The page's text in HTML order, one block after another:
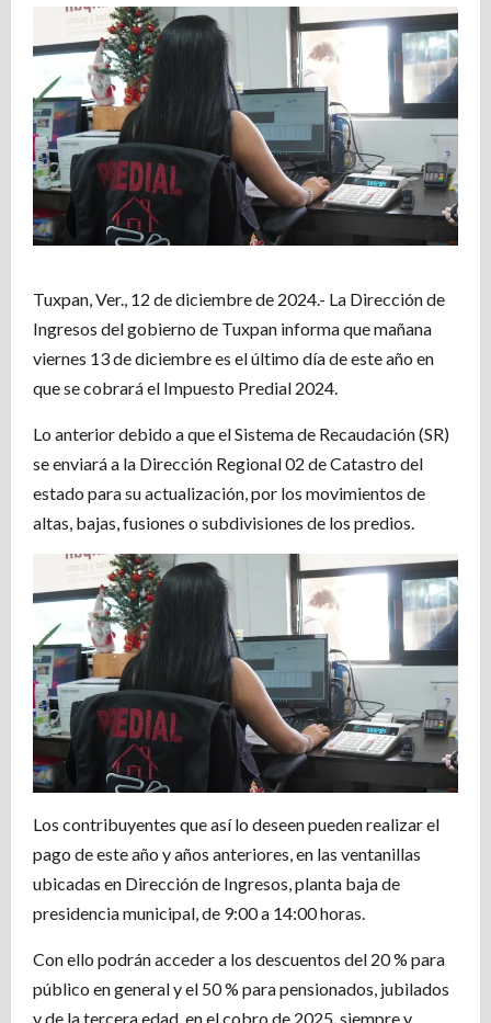
Tuxpan, Ver., 12 de diciembre de 2024.- La Dirección de
Ingresos del gobierno de Tuxpan informa que mañana
viernes 13 de diciembre es el último día de este año en
que se cobrará el Impuesto Predial 2024.
Lo anterior debido a que el Sistema de Recaudación (SR)
se enviará a la Dirección Regional 02 de Catastro del
estado para su actualización, por los movimientos de
altas, bajas, fusiones o subdivisiones de los predios.
Los contribuyentes que así lo deseen pueden realizar el
pago de este año y años anteriores, en las ventanillas
ubicadas en Dirección de Ingresos, planta baja de
presidencia municipal, de 9:00 a 14:00 horas.
Con ello podrán acceder a los descuentos del 20 % para
público en general y el 50 % para pensionados, jubilados
y de la tercera edad, en el cobro de 2025, siempre y